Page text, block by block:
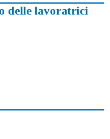
delle lavoratrici